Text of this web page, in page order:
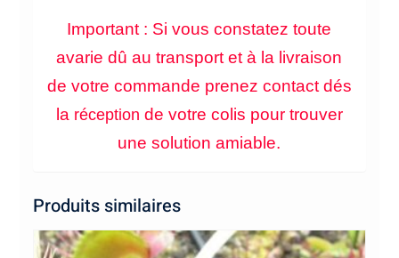
Important : Si vous constatez toute
avarie dû au transport et à la livraison
de votre commande prenez contact dés
la réception de votre colis pour trouver
une solution amiable.
Produits similaires